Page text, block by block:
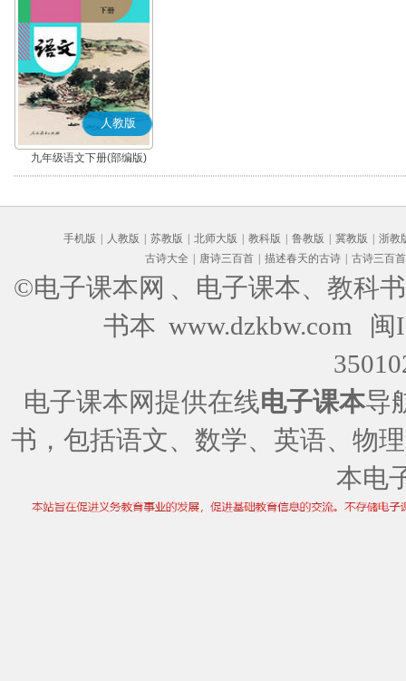
人教版
九年级语文下册(部编版)
手机版 人教版 苏教版 北师大版 教科版 鲁教版 冀教版
浙教
古诗大全
唐诗三百首 描述春天的古诗 古诗三百首
©电子课本网 、电子课本、教科
书本 www.dzkbw.com
闽
电子课本网提供在线电子课本导
书，包括语文、数学、英语、物
本电